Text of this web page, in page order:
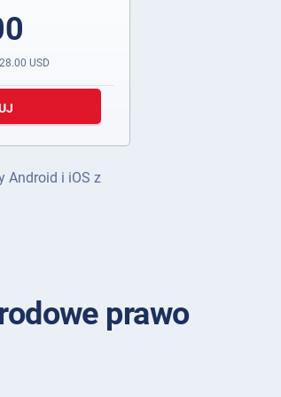
USD
Android i iOS z
prawo